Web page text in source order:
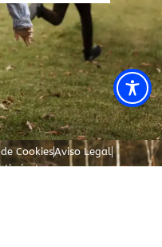
CookiesAviso Legal